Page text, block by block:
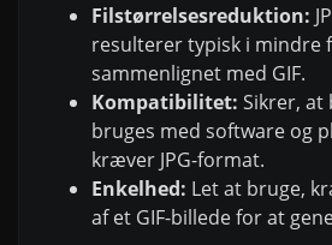
Filstørrelsesreduktion:
resulterer typisk i mindre
sammenlignet med GIF.
Kompatibilitet: Sikrer, at
bruges med software og
kræver JPG-format.
Enkelhed: Let at bruge,
af et GIF-billede for at